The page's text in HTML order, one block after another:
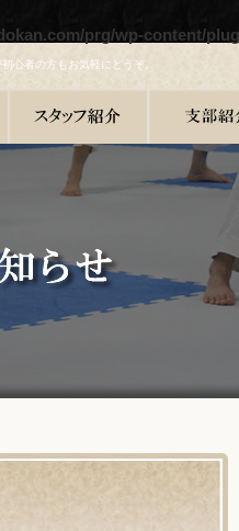
prg/wp-content/
心者の方もお気軽にどうぞ。